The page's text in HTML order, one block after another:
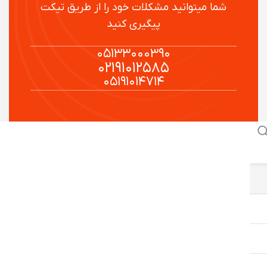
شما میتوانید مشکلات خود را از طریق تیکت
پیگیری کنید
۰۵۱۳۳۰۰۰۳۹۰
۰۲۱۹۱۰۱۲۵۸۵
۰۵۱۹۱۰۱۴۷۱۴